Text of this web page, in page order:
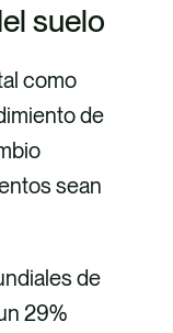
suelo
como
de
sean
de
29%